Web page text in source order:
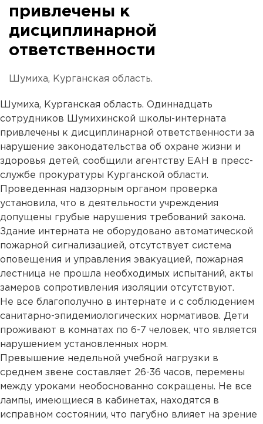
привлечены к
дисциплинарной
ответственности
Шумиха, Курганская область.
Шумиха, Курганская область. Одиннадцать
сотрудников Шумихинской школы-интерната
привлечены к дисциплинарной ответственности за
нарушение законодательства об охране жизни и
здоровья детей, сообщили агентству ЕАН в пресс-
службе прокуратуры Курганской области.
Проведенная надзорным органом проверка
установила, что в деятельности учреждения
допущены грубые нарушения требований закона.
Здание интерната не оборудовано автоматической
пожарной сигнализацией, отсутствует система
оповещения и управления эвакуацией, пожарная
лестница не прошла необходимых испытаний, акты
замеров сопротивления изоляции отсутствуют.
Не все благополучно в интернате и с соблюдением
санитарно-эпидемиологических нормативов. Дети
проживают в комнатах по 6-7 человек, что является
нарушением установленных норм.
Превышение недельной учебной нагрузки в
среднем звене составляет 26-36 часов, перемены
между уроками необоснованно сокращены. Не все
лампы, имеющиеся в кабинетах, находятся в
исправном состоянии, что пагубно влияет на зрение